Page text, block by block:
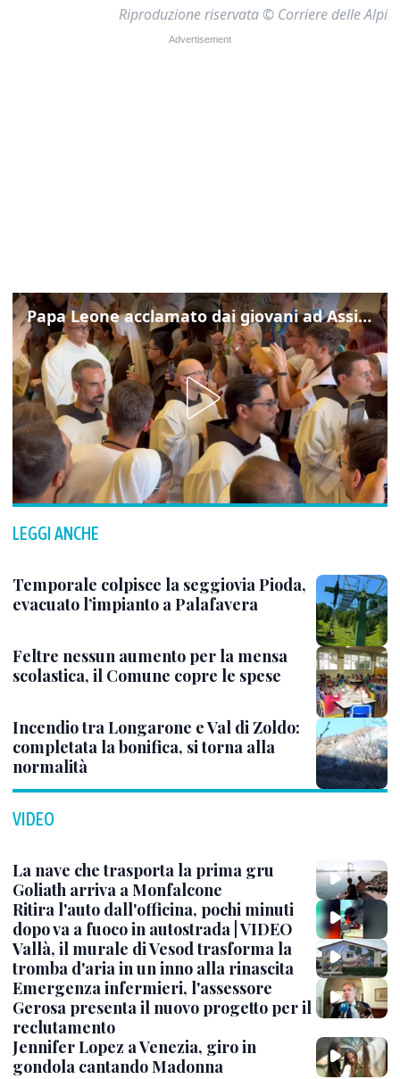
Riproduzione riservata © Corriere delle Alpi
Papa Leone acclamato dai giovani ad Assisi: cori e applausi
LEGGI ANCHE
Temporale colpisce la seggiovia Pioda,
evacuato l’impianto a Palafavera
Feltre nessun aumento per la mensa
scolastica, il Comune copre le spese
Incendio tra Longarone e Val di Zoldo:
completata la bonifica, si torna alla
normalità
VIDEO
La nave che trasporta la prima gru
Goliath arriva a Monfalcone
Ritira l'auto dall'officina, pochi minuti
dopo va a fuoco in autostrada | VIDEO
Vallà, il murale di Vesod trasforma la
tromba d'aria in un inno alla rinascita
Emergenza infermieri, l'assessore
Gerosa presenta il nuovo progetto per il
reclutamento
Jennifer Lopez a Venezia, giro in
gondola cantando Madonna